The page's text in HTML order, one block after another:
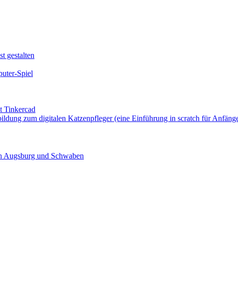
gestalten
Spiel
Tinkercad
zum digitalen Katzenpfleger (eine Einführung in scratch für
und Schwaben